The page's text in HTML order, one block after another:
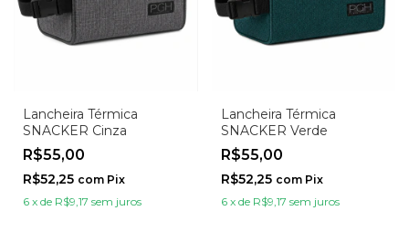
Lancheira Térmica
SNACKER Cinza
R$55,00
R$52,25 com Pix
6 x de R$9,17 sem juros
Lancheira Térmica
SNACKER Verde
R$55,00
R$52,25 com Pix
6 x de R$9,17 sem juros